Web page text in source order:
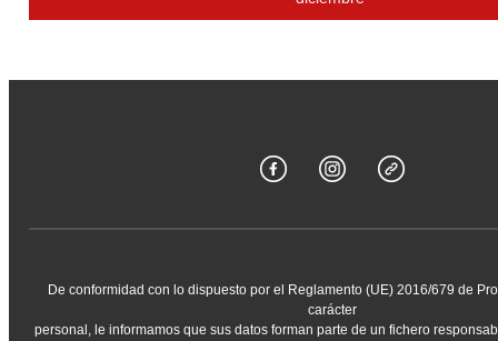
De conformidad con lo dispuesto por el Reglamento (UE) 2016/679 de
carácter
personal, le informamos que sus datos forman parte de un fichero